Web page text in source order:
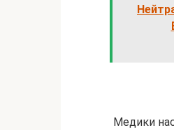
Медики